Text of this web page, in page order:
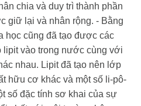
chia và duy trì thành phần
giữ lại và nhân rộng. - Bằng
học cũng đã tạo được các
lipit vào trong nước cùng với
nhau. Lipit đã tạo nên lớp
hữu cơ khác và một số li-pô-
số đặc tính sơ khai của sự